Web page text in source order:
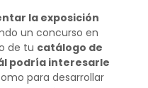
la exposición
un concurso en
de tu catálogo de
podría interesarle
para desarrollar